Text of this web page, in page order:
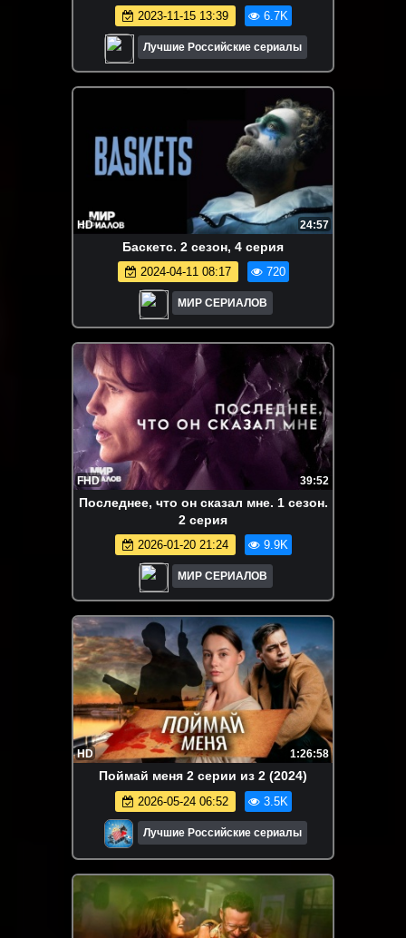
2023-11-15 13:39 6.7K
Лучшие Российские сериалы
HD 24:57
Баскетс. 2 сезон, 4 серия
2024-04-11 08:17 720
МИР СЕРИАЛОВ
FHD 39:52
Последнее, что он сказал мне. 1 сезон.
2 серия
2026-01-20 21:24 9.9K
МИР СЕРИАЛОВ
HD 1:26:58
Пoймaй мeня 2 серии из 2 (2024)
2026-05-24 06:52 3.5K
Лучшие Российские сериалы